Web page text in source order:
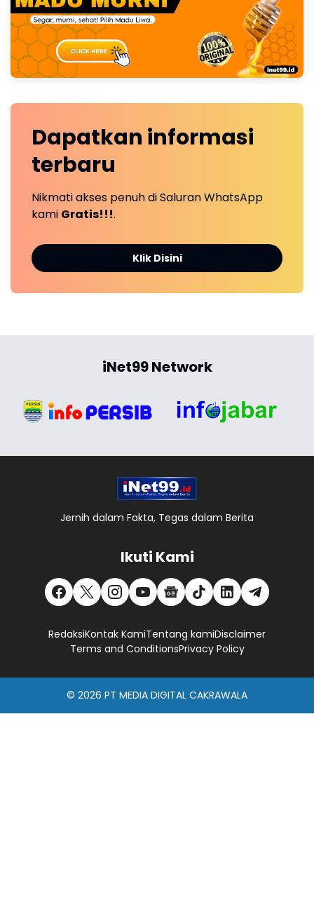
Dapatkan informasi
terbaru
Nikmati akses penuh di Saluran WhatsApp
kami Gratis!!!.
Klik Disini
iNet99 Network
Jernih dalam Fakta, Tegas dalam Berita
Ikuti Kami
RedaksiKontak KamiTentang kamiDisclaimer
Terms and ConditionsPrivacy Policy
© 2026 PT MEDIA DIGITAL CAKRAWALA